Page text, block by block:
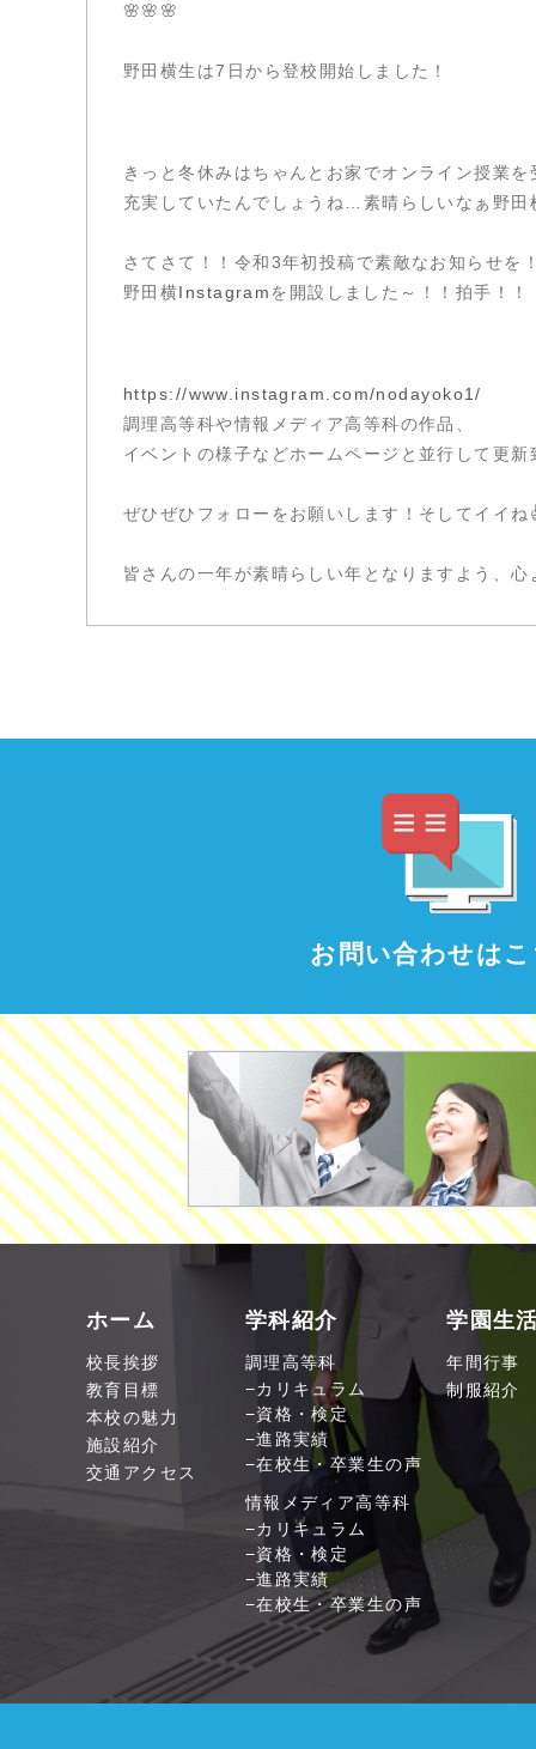
🌸🌸🌸
野田横生は7日から登校開始しました！
きっと冬休みはちゃんとお家でオンライン授業を
充実していたんでしょうね…素晴らしいなぁ野
さてさて！！令和3年初投稿で素敵なお知らせを
野田横Instagramを開設しました～！！拍手！！
https://www.instagram.com/nodayoko1/
調理高等科や情報メディア高等科の作品、
イベントの様子などホームページと並行して更新
ぜひぜひフォローをお願いします！そしてイイね
皆さんの一年が素晴らしい年となりますよう、
お問い合わせは
ホーム
校長挨拶
教育目標
本校の魅力
施設紹介
交通アクセス
学科紹介
調理高等科
カリキュラム
資格・検定
進路実績
在校生・卒業生の声
情報メディア高等科
カリキュラム
資格・検定
進路実績
在校生・卒業生の声
学園生
年間行事
制服紹介